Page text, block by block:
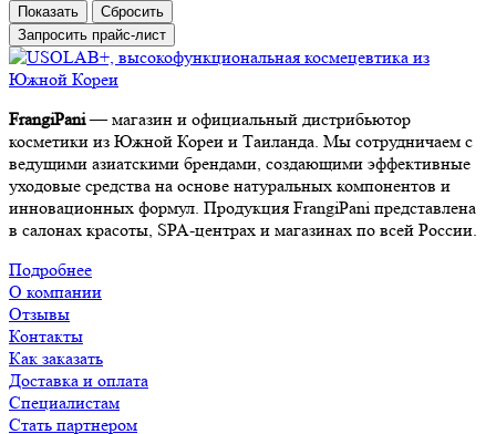
Сбросить
Запросить прайс-лист
FrangiPani— магазин и официальный дистрибьютор
косметики из Южной Кореи и Таиланда. Мы сотрудничаем с
ведущими азиатскими брендами, создающими эффективные
уходовые средства на основе натуральных компонентов и
инновационных формул. Продукция FrangiPani представлена
в салонах красоты, SPA-центрах и магазинах по всей России.
Подробнее
О компании
Отзывы
Контакты
Как заказать
Доставка и оплата
Специалистам
Стать партнером